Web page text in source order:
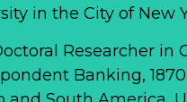
in the City of New
Researcher in
Banking,